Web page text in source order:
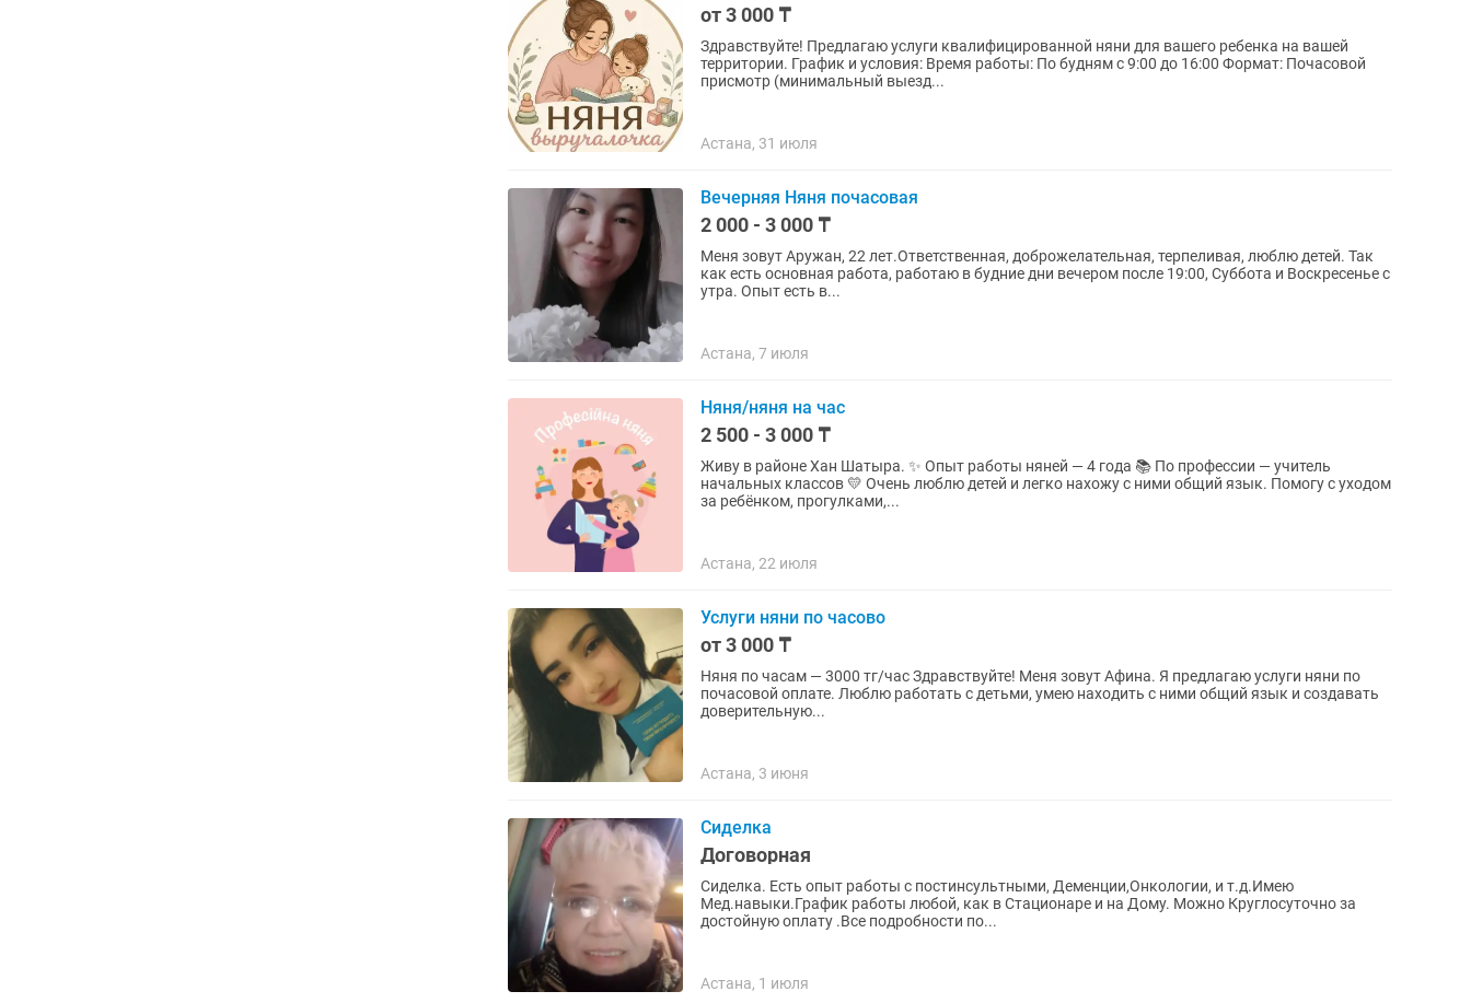
от 3 000 ₸
Здравствуйте! Предлагаю услуги квалифицированной няни для вашего ребенка на вашей
территории. График и условия: Время работы: По будням с 9:00 до 16:00 Формат: Почасовой
присмотр (минимальный выезд...
Астана, 31 июля
Вечерняя Няня почасовая
2 000 - 3 000 ₸
Меня зовут Аружан, 22 лет.Ответственная, доброжелательная, терпеливая, люблю детей. Так
как есть основная работа, работаю в будние дни вечером после 19:00, Суббота и Воскресенье с
утра. Опыт есть в...
Астана, 7 июля
Няня/няня на час
2 500 - 3 000 ₸
Живу в районе Хан Шатыра. ✨ Опыт работы няней — 4 года 📚 По профессии — учитель
начальных классов 💛 Очень люблю детей и легко нахожу с ними общий язык. Помогу с уходом
за ребёнком, прогулками,...
Астана, 22 июля
Услуги няни по часово
от 3 000 ₸
Няня по часам — 3000 тг/час Здравствуйте! Меня зовут Афина. Я предлагаю услуги няни по
почасовой оплате. Люблю работать с детьми, умею находить с ними общий язык и создавать
доверительную...
Астана, 3 июня
Сиделка
Договорная
Сиделка. Есть опыт работы с постинсультными, Деменции,Онкологии, и т.д.Имею
Мед.навыки.График работы любой, как в Стационаре и на Дому. Можно Круглосуточно за
достойную оплату .Все подробности по...
Астана, 1 июля